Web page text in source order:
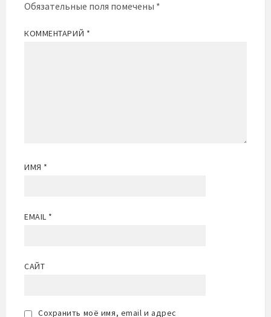
Обязательные поля помечены *
КОММЕНТАРИЙ *
ИМЯ *
EMAIL *
САЙТ
Сохранить моё имя, email и адрес